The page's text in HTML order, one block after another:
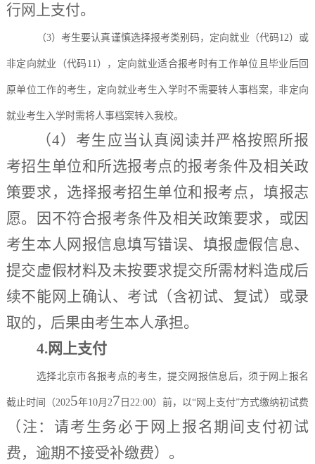
行网上支付。
（3）考生要认真谨慎选择报考类别码，定向就业（代码12）或
非定向就业（代码11），定向就业适合报考时有工作单位且毕业后回
原单位工作的考生，定向就业考生入学时不需要转人事档案，非定向
就业考生入学时需将人事档案转入我校。
（4）考生应当认真阅读并严格按照所报
考招生单位和所选报考点的报考条件及相关政
策要求，选择报考招生单位和报考点，填报志
愿。因不符合报考条件及相关政策要求，或因
考生本人网报信息填写错误、填报虚假信息、
提交虚假材料及未按要求提交所需材料造成后
续不能网上确认、考试（含初试、复试）或录
取的，后果由考生本人承担。
4.网上支付
选择北京市各报考点的考生，提交网报信息后，须于网上报名
截止时间（2025年10月27 日 22:00）前，以“网上支付”方式缴纳初试费
（ 注： 请考生务必于网上报名期间支付初试
费，逾期不接受补缴费） 。